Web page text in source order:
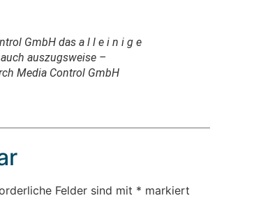
GmbH das a l l e i n i g e
auszugsweise –
Media Control GmbH
Felder sind mit * markiert